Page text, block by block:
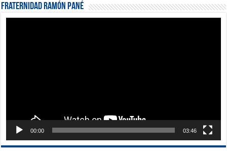
Fraternidad Ramón Pané
00:00 03:46